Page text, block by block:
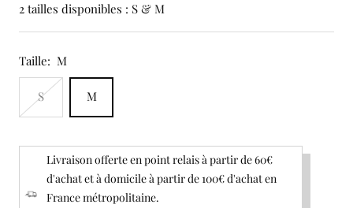
2 tailles disponibles : S & M
Taille: M
S M
Livraison offerte en point relais à partir de 60€
d'achat et à domicile à partir de 100€ d'achat en
France métropolitaine.